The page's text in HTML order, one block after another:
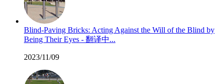
Blind-Paving Bricks: Acting Against the Will of the Blind by
Being Their Eyes - 翻译中...
2023/11/09